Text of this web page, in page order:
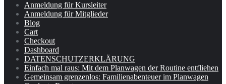
Anmeldung für Kursleiter
Anmeldung für Mitglieder
Blog
Cart
Checkout
Dashboard
DATENSCHUTZERKLÄRUNG
Einfach mal raus: Mit dem Planwagen der Routine entfliehen
Gemeinsam grenzenlos: Familienabenteuer im Planwagen